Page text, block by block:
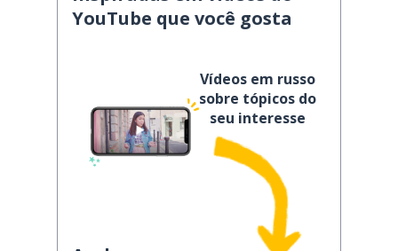
YouTube que você gosta
Vídeos em russo
sobre tópicos do
seu interesse